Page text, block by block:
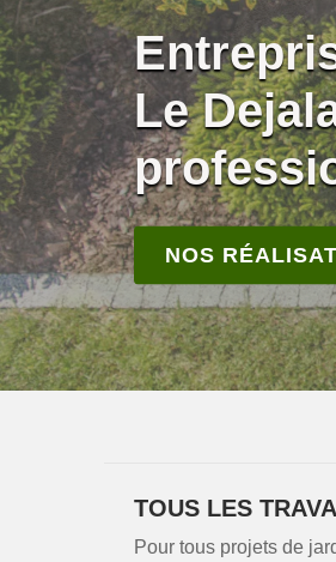
Le
NOS
TOUS LES
Pour tous projets de